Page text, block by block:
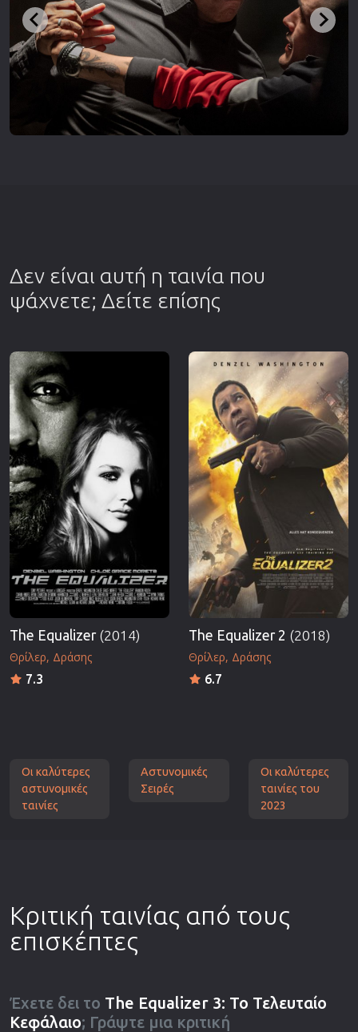
Δεν είναι αυτή η ταινία που
ψάχνετε; Δείτε επίσης
The Equalizer (2014)
Θρίλερ Δράσης
7.3
The Equalizer 2 (2018)
Θρίλερ Δράσης
6.7
Οι καλύτερες
αστυνομικές
ταινίες
Αστυνομικές
Σειρές
Οι καλύτερες
ταινίες του
2023
Κριτική ταινίας από τους
επισκέπτες
Έχετε δει το The Equalizer 3: Το Τελευταίο
Κεφάλαιο; Γράψτε μια κριτική